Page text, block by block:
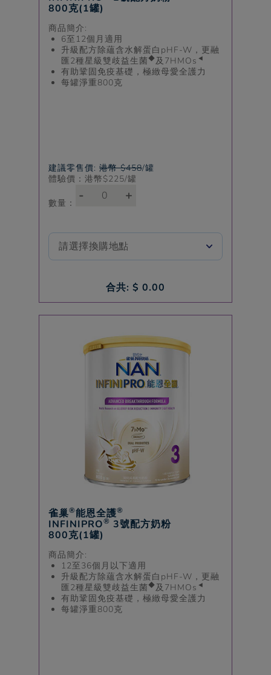
800克(1罐)
商品簡介:
6至12個月適用
升級配方除蘊含水解蛋白pHF-W，更融
匯2種星級雙歧益生菌◆及7HMOs ◄
有助鞏固免疫基礎，極緻母愛全護力​
每罐淨重800克
建議零售價: 港幣 $458/罐
體驗價：港幣$225/罐
數量： - +
合共: $ 0.00
雀巢®能恩全護®
INFINIPRO® 3號配方奶粉
800克(1罐)
商品簡介:
12至36個月以下適用
升級配方除蘊含水解蛋白pHF-W，更融
匯2種星級雙歧益生菌◆及7HMOs ◄
有助鞏固免疫基礎，極緻母愛全護力​
每罐淨重800克